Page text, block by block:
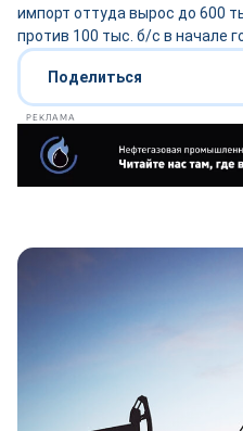
импорт оттуда вырос до 600
против 100 тыс. б/с в начале
Поделиться
РЕКЛАМА